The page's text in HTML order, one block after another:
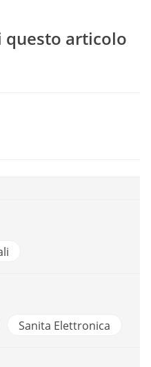
questo articolo
Sanita Elettronica